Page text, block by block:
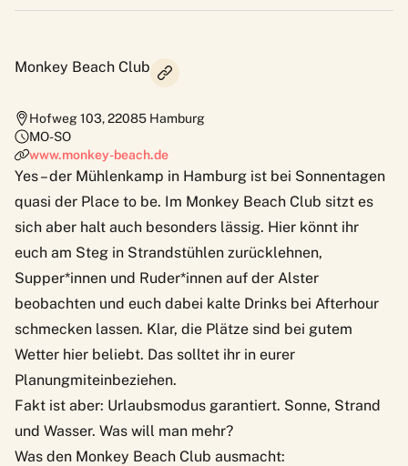
Monkey Beach Club
Hofweg 103,22085 Hamburg
MO-SO
www.monkey-beach.de
Yes – der Mühlenkamp in Hamburg ist bei Sonnentagen
quasi der Place to be. Im Monkey Beach Club sitzt es
sich aber halt auch besonders lässig. Hier könnt ihr
euch am Steg in Strandstühlen zurücklehnen,
Supper*innen und Ruder*innen auf der Alster
beobachten und euch dabei kalte Drinks bei Afterhour
schmecken lassen. Klar, die Plätze sind bei gutem
Wetter hier beliebt. Das solltet ihr in eurer
Planungmiteinbeziehen.
Fakt ist aber: Urlaubsmodus garantiert. Sonne, Strand
und Wasser. Was will man mehr?
Was den Monkey Beach Club ausmacht: